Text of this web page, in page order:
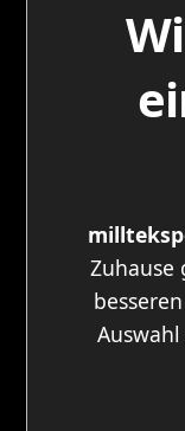
Zuhause